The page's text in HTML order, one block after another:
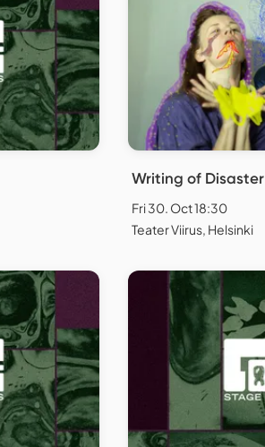
Writing of Disaster
Fri 30. Oct 18:30
Teater Viirus, Helsinki